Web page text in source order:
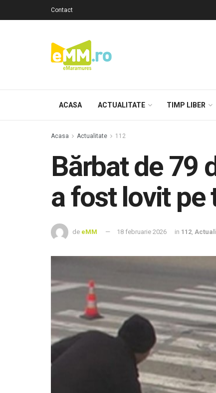
Contact
ACASA ACTUALITATE TIMP LIBER
Acasa Actualitate 112
Bărbat de 79
a fost lovit pe
de eMM 18 februarie 2026 in 112,